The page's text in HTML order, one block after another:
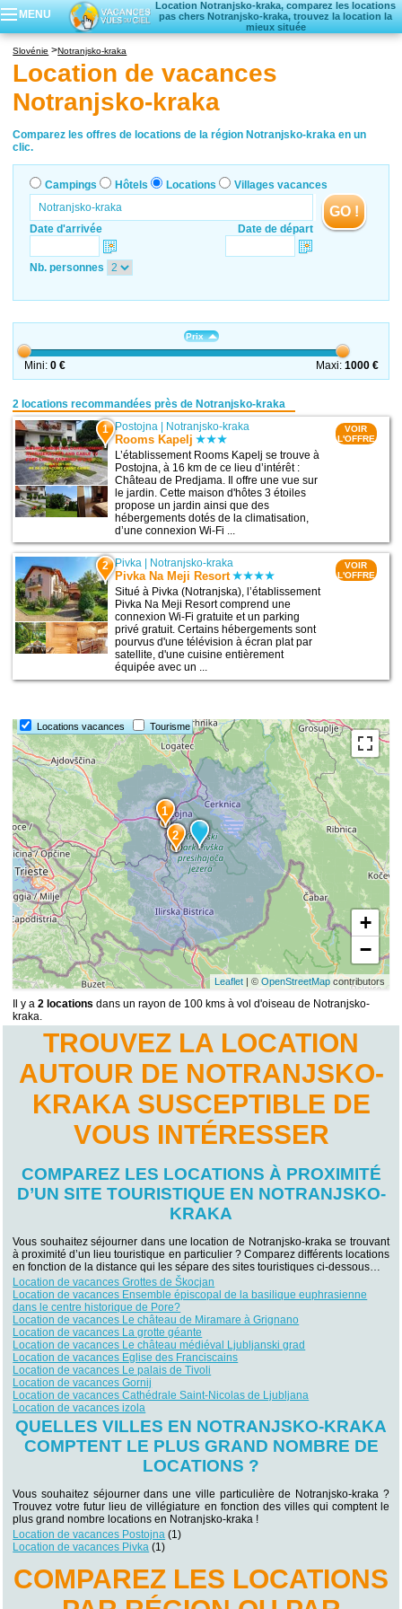
MENU
Location Notranjsko-kraka, comparez les locations
pas chers Notranjsko-kraka, trouvez la location la
mieux située
Locations vacances
Villages vacances
Slovénie Notranjsko-kraka
Location de vacances
Notranjsko-kraka
Comparez les offres de locations de la région Notranjsko-kraka en un
clic.
Campings Hôtels Locations Villages vacances
Date d'arrivée Date de départ
GO !
Nb. personnes
Prix
Mini: 0 € Maxi: 1000 €
2 locations recommandées près de Notranjsko-kraka
1 Postojna | Notranjsko-kraka
Rooms Kapelj
L’établissement Rooms Kapelj se trouve à
Postojna, à 16 km de ce lieu d’intérêt :
Château de Predjama. Il offre une vue sur
le jardin. Cette maison d'hôtes 3 étoiles
propose un jardin ainsi que des
hébergements dotés de la climatisation,
d’une connexion Wi-Fi ...
VOIR
L'OFFRE
2 Pivka Notranjsko-kraka
Pivka Na Meji Resort
Situé à Pivka (Notranjska), l’établissement
Pivka Na Meji Resort comprend une
connexion Wi-Fi gratuite et un parking
privé gratuit. Certains hébergements sont
pourvus d'une télévision à écran plat par
satellite, d'une cuisine entièrement
équipée avec un ...
VOIR
L'OFFRE
Locations vacances Tourisme
2
1
+
−
Leaflet| © OpenStreetMapcontributors
Il y a2 locations dans un rayon de 100 kms à vol d'oiseau de Notranjsko-
kraka.
TROUVEZ LA LOCATION
AUTOUR DE NOTRANJSKO-
KRAKA SUSCEPTIBLE DE
VOUS INTÉRESSER
COMPAREZ LES LOCATIONS À PROXIMITÉ
D’UN SITE TOURISTIQUE EN NOTRANJSKO-
KRAKA
Vous souhaitez séjourner dans une location de Notranjsko-kraka se trouvant
à proximité d’un lieu touristique en particulier ? Comparez différents locations
en fonction de la distance qui les sépare des sites touristiques ci-dessous…
Location de vacances Grottes de Škocjan
Location de vacances Ensemble épiscopal de la basilique euphrasienne
dans le centre historique de Pore?
Location de vacances Le château de Miramare à Grignano
Location de vacances La grotte géante
Location de vacances Le château médiéval Ljubljanski grad
Location de vacances Eglise des Franciscains
Location de vacances Le palais de Tivoli
Location de vacances Gornij
Location de vacances Cathédrale Saint-Nicolas de Ljubljana
Location de vacances izola
QUELLES VILLES EN NOTRANJSKO-KRAKA
COMPTENT LE PLUS GRAND NOMBRE DE
LOCATIONS ?
Vous souhaitez séjourner dans une ville particulière de Notranjsko-kraka ?
Trouvez votre futur lieu de villégiature en fonction des villes qui comptent le
plus grand nombre locations en Notranjsko-kraka !
Location de vacances Postojna (1)
Location de vacances Pivka (1)
COMPAREZ LES LOCATIONS